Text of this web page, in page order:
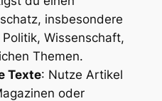
insbesondere
Wissenschaft,
Themen.
Texte: Nutze Artikel
oder